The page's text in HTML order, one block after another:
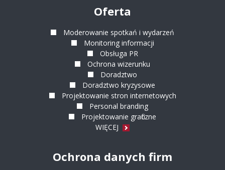
KAMPANIE GOOGLE ADS
KAMPANIE W MEDIACH SPOŁECZNOŚCIOWYCH
USUWANIE FIRMY Z GOWORK.PL
Oferta
Moderowanie spotkań i wydarzeń
Monitoring informacji
Obsługa PR
Ochrona wizerunku
Doradztwo
Doradztwo kryzysowe
Projektowanie stron internetowych
Personal branding
Projektowanie graficzne
WIĘCEJ
Ochrona danych firm